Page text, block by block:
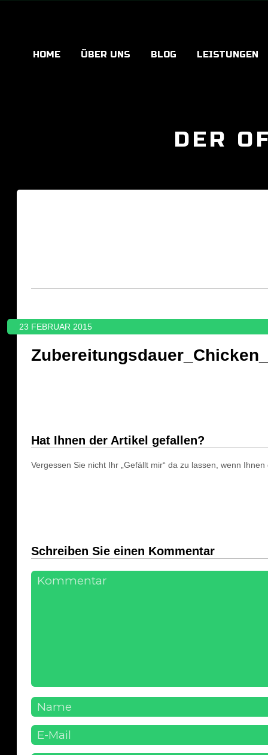
HOME ÜBER UNS BLOG LEISTUNGEN
DER
23 FEBRUAR 2015
Hat Ihnen der Artikel gefallen?
Vergessen Sie nicht Ihr „Gefällt mir“ da zu lassen, wenn
Schreiben Sie einen Kommentar